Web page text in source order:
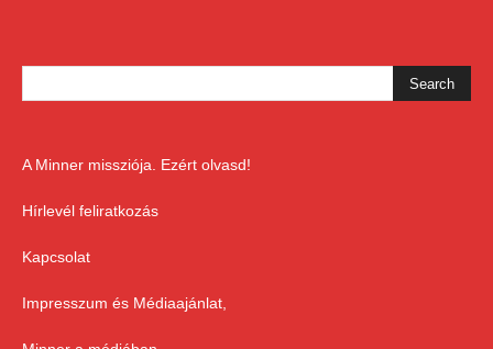
A Minner missziója. Ezért olvasd!
Hírlevél feliratkozás
Kapcsolat
Impresszum és Médiaajánlat,